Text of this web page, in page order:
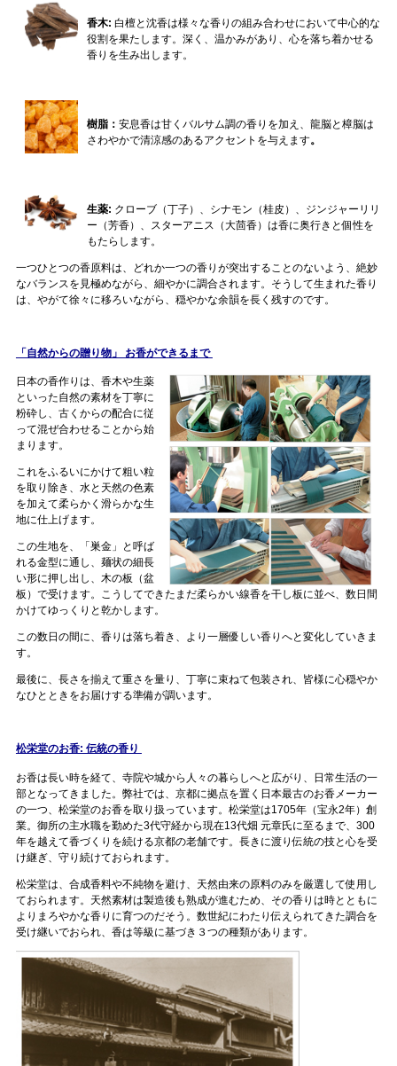
香木: 白檀と沈香は様々な香りの組み合わせにおいて中心的な
役割を果たします。深く、温かみがあり、心を落ち着かせる
香りを生み出します。
樹脂： 安息香は甘くバルサム調の香りを加え、龍脳と樟脳は
さわやかで清涼感のあるアクセントを与えます。
生薬: クローブ（丁子）、シナモン（桂皮）、ジンジャーリリ
ー（芳香）、スターアニス（大茴香）は香に奥行きと個性を
もたらします。
一つひとつの香原料は、どれか一つの香りが突出することのないよう、絶妙
なバランスを見極めながら、細やかに調合されます。そうして生まれた香り
は、やがて徐々に移ろいながら、穏やかな余韻を長く残すのです。
「自然からの贈り物」 お香ができるまで
日本の香作りは、香木や生薬
といった自然の素材を丁寧に
粉砕し、古くからの配合に従
って混ぜ合わせることから始
まります。
これをふるいにかけて粗い粒
を取り除き、水と天然の色素
を加えて柔らかく滑らかな生
地に仕上げます。
この生地を、「巣金」と呼ば
れる金型に通し、麺状の細長
い形に押し出し、木の板（盆
板）で受けます。こうしてできたまだ柔らかい線香を干し板に並べ、数日間
かけてゆっくりと乾かします。
この数日の間に、香りは落ち着き、より一層優しい香りへと変化していきま
す。
最後に、長さを揃えて重さを量り、丁寧に束ねて包装され、皆様に心穏やか
なひとときをお届けする準備が調います。
松栄堂のお香: 伝統の香り
お香は長い時を経て、寺院や城から人々の暮らしへと広がり、日常生活の一
部となってきました。弊社では、京都に拠点を置く日本最古のお香メーカー
の一つ、松栄堂のお香を取り扱っています。松栄堂は1705年（宝永2年）創
業。御所の主水職を勤めた3代守経から現在13代畑 元章氏に至るまで、300
年を越えて香づくりを続ける京都の老舗です。長きに渡り伝統の技と心を受
け継ぎ、守り続けておられます。
松栄堂は、合成香料や不純物を避け、天然由来の原料のみを厳選して使用し
ておられます。天然素材は製造後も熟成が進むため、その香りは時とともに
よりまろやかな香りに育つのだそう。数世紀にわたり伝えられてきた調合を
受け継いでおられ、香は等級に基づき３つの種類があります。